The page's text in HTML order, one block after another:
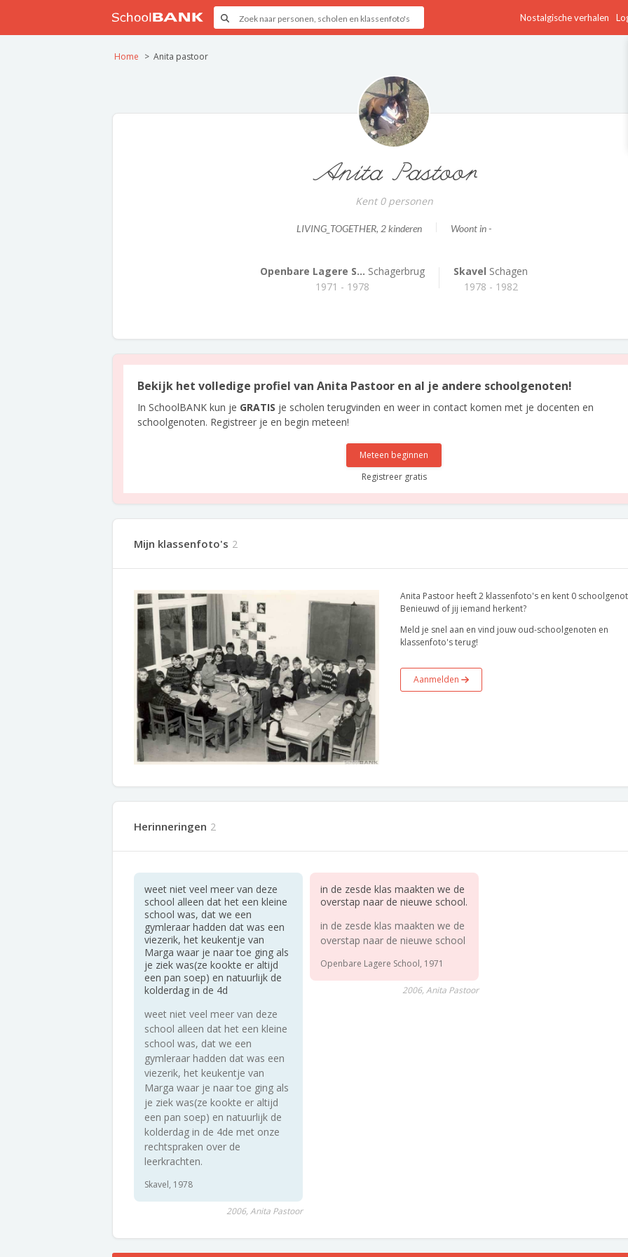
Nostalgische verhalen
Home Anita pastoor
Anita Pastoor
Kent 0 personen
LIVING_TOGETHER, 2 kinderen Woont in -
Openbare Lagere S... Schagerbrug
1971 - 1978
Skavel Schagen
1978 - 1982
Bekijk het volledige profiel van Anita Pastoor en al je andere schoolgenoten!
In SchoolBANK kun je GRATIS je scholen terugvinden en weer in contact komen met je docenten en
schoolgenoten. Registreer je en begin meteen!
Meteen beginnen
Registreer gratis
Mijn klassenfoto's 2
Anita Pastoor heeft 2 klassenfoto's en kent 0
Benieuwd of jij iemand herkent?
Meld je snel aan en vind jouw oud-schoolgenoten en
klassenfoto's terug!
Aanmelden
Herinneringen 2
weet niet veel meer van deze
school alleen dat het een kleine
school was, dat we een
gymleraar hadden dat was een
viezerik, het keukentje van
Marga waar je naar toe ging als
je ziek was(ze kookte er altijd
een pan soep) en natuurlijk de
kolderdag in de 4d
weet niet veel meer van deze
school alleen dat het een kleine
school was, dat we een
gymleraar hadden dat was een
viezerik, het keukentje van
Marga waar je naar toe ging als
je ziek was(ze kookte er altijd
een pan soep) en natuurlijk de
kolderdag in de 4de met onze
rechtspraken over de
leerkrachten.
Skavel, 1978
2006, Anita Pastoor
in de zesde klas maakten we de
overstap naar de nieuwe school.
in de zesde klas maakten we de
overstap naar de nieuwe school
Openbare Lagere School, 1971
2006, Anita Pastoor